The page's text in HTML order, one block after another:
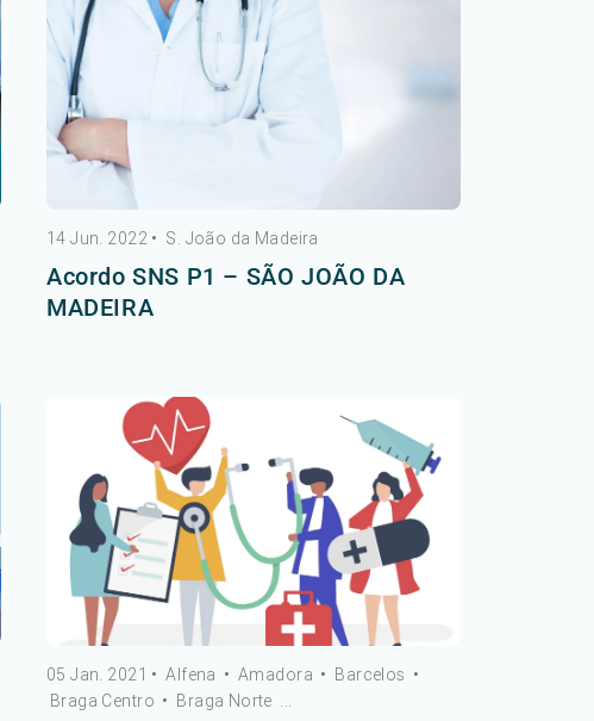
14 Jun. 2022 • S. João da Madeira
Acordo SNS P1 – SÃO JOÃO DA
MADEIRA
05 Jan. 2021 • Alfena • Amadora • Barcelos •
Braga Centro • Braga Norte ...